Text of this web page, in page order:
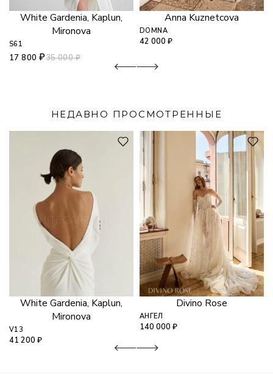
White Gardenia, Kaplun,
Mironova
S61
35 000₽
17 800₽
Anna Kuznetcova
DOMNA
42 000 ₽
НЕДАВНО ПРОСМОТРЕННЫЕ
White Gardenia, Kaplun,
Mironova
V13
41 200₽
Divino Rose
АНГЕЛ
140 000 ₽